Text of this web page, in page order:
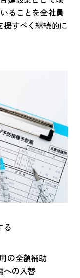
ることを全社員
援すべく継続的に
る
の全額補助
への入替